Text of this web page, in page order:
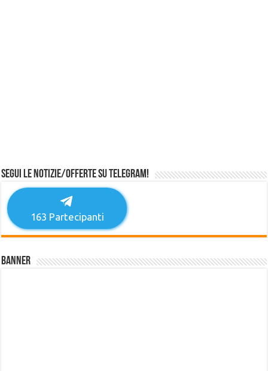
Segui le notizie/offerte su Telegram!
163 Partecipanti
Banner